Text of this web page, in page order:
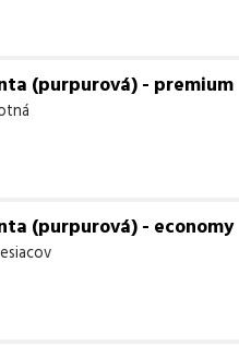
(purpurová) - premium
(purpurová) - economy